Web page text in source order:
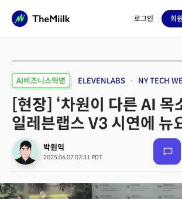
로그인 회원
AI비즈니스혁명 ELEVENLABS NY TECH
[현장] ‘차원이 다른 AI 목
일레븐랩스 V3 시연에 뉴
박원익
2025.06.07 07:31 PDT